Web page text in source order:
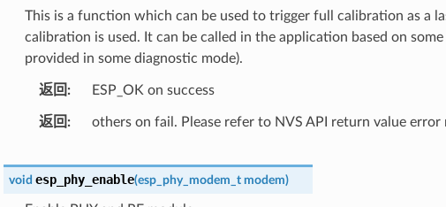
This is a function which can be used to trigger full calibration as a
calibration is used. It can be called in the application based on
provided in some diagnostic mode).
返回 ESP_OK on success
返回 others on fail. Please refer to NVS API return value error
void esp_phy_enable(esp_phy_modem_t modem)